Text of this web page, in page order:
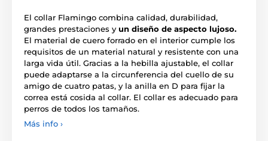
El collar Flamingo combina calidad, durabilidad,
grandes prestaciones y un diseño de aspecto lujoso.
El material de cuero forrado en el interior cumple los
requisitos de un material natural y resistente con una
larga vida útil. Gracias a la hebilla ajustable, el collar
puede adaptarse a la circunferencia del cuello de su
amigo de cuatro patas, y la anilla en D para fijar la
correa está cosida al collar. El collar es adecuado para
perros de todos los tamaños.
Más info ›